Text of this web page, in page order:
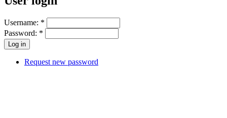
Username: *
Password: *
Request new password